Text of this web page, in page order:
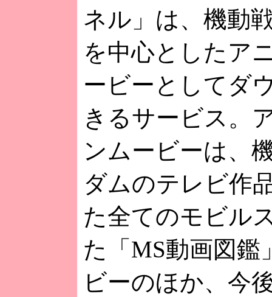
ネル」は、機動
を中心としたア
ービーとしてダ
きるサービス。
ンムービーは、
ダムのテレビ作
た全てのモビル
た「MS動画図鑑
ビーのほか、今